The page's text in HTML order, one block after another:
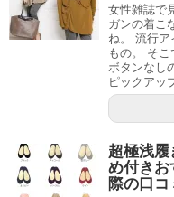
女性雑誌で
ガンの着こ
ね。 流行ア
もの。 そ
ボタンなし
ピックアッ
超極浅
め付きお
際の口コ